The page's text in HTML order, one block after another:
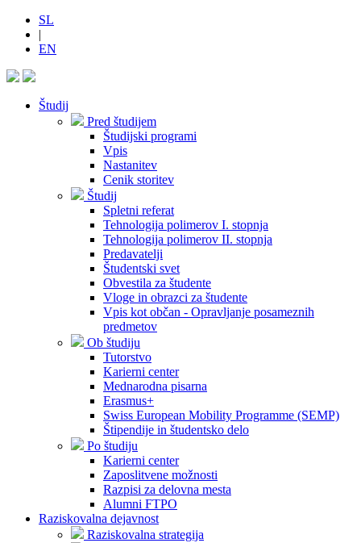
SL
|
EN
Študij
Pred študijem
Študijski programi
Vpis
Nastanitev
Cenik storitev
Študij
Spletni referat
Tehnologija polimerov I. stopnja
Tehnologija polimerov II. stopnja
Predavatelji
Študentski svet
Obvestila za študente
Vloge in obrazci za študente
Vpis kot občan - Opravljanje posameznih
predmetov
Ob študiju
Tutorstvo
Karierni center
Mednarodna pisarna
Erasmus+
Swiss European Mobility Programme (SEMP)
Štipendije in študentsko delo
Po študiju
Karierni center
Zaposlitvene možnosti
Razpisi za delovna mesta
Alumni FTPO
Raziskovalna dejavnost
Raziskovalna strategija